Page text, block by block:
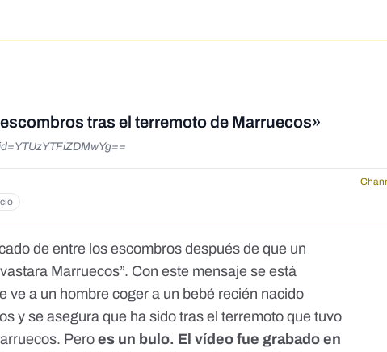
tras el terremoto de Marruecos»
de entre los escombros después de que un
Marruecos”. Con este mensajese está
ve a un hombre coger a un bebé recién nacido
y se asegura que ha sido tras el terremoto que tuvo
Peroes un bulo. El vídeo fue grabado en